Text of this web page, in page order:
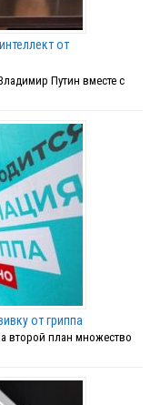
от
Путин вместе с
от гриппа
второй план множество